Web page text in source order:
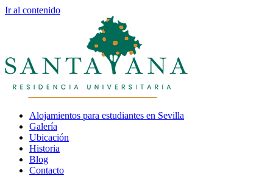
Ir al contenido
Alojamientos para estudiantes en Sevilla
Galería
Ubicación
Historia
Blog
Contacto